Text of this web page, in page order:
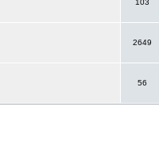
103
2649
56